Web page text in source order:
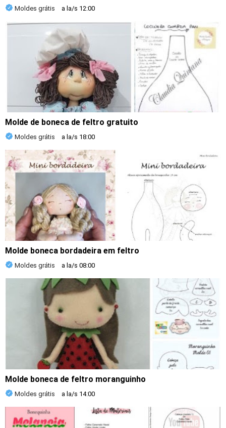
Moldes grátis a la/s 12:00
Molde de boneca de feltro gratuito
Moldes grátis a la/s 18:00
Molde boneca bordadeira em feltro
Moldes grátis a la/s 08:00
Molde boneca de feltro moranguinho
Moldes grátis a la/s 14:00